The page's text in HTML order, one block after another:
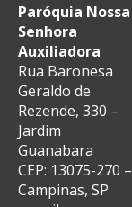
Paróquia Nossa
Senhora
Auxiliadora
Rua Baronesa
Geraldo de
Rezende, 330 –
Jardim
Guanabara
CEP: 13075-270 –
Campinas, SP